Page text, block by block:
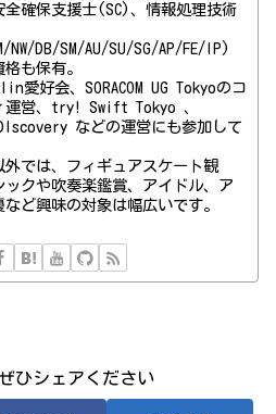
全確保支援士(SC)、情報処理技術
NW/DB/SM/AU/SU/SG/AP/FE/IP)
も保有。
愛好会、SORACOM UG Tokyoのコ
運営、try! Swift Tokyo 、
DIscovery などの運営にも参加して
外では、フィギュアスケート観
ックや吹奏楽鑑賞、アイドル、ア
など興味の対象は幅広いです。
ひシェアください